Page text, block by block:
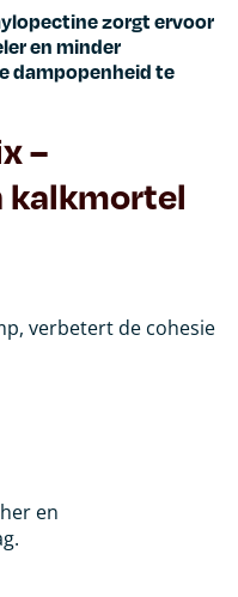
zorgt ervoor
en minder
dampopenheid te
–
kalkmortel
verbetert de cohesie
en